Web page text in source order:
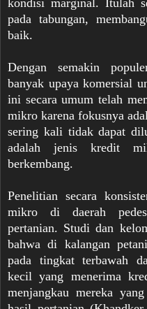
pada tabungan,
baik.
Dengan semakin
banyak upaya komersial
ini secara umum telah
mikro karena fokusnya
sering kali tidak dapat
adalah jenis kredit
berkembang.
Penelitian secara
mikro di daerah
pertanian. Studi dan
bahwa di kalangan
pada tingkat terbawah
kecil yang menerima
menjangkau mereka